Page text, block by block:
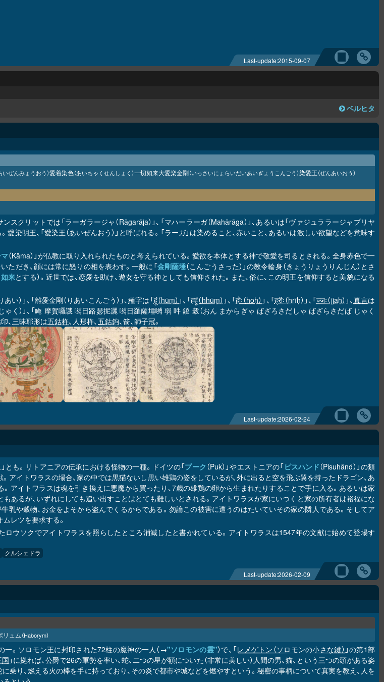
Last-update:2015-09-07
ベルヒタ
いぜんみょうおう）愛着染色（あいちゃくせんしょく）一切如来大愛楽金剛（いっさいにょらいだいあいぎょうこんごう）染愛王（ぜんあいおう）
ンスクリットでは「ラーガラージャ（Rāgarāja）」、「マハーラーガ（Mahārāga）」、あるいは「ヴァジュララージャプリヤ
。愛染明王、「愛染王（あいぜんおう）」と呼ばれる。「ラーガ」は染めること、赤いこと、あるいは激しい欲望などを意味す
（Kāma）」が仏教に取り入れられたものと考えられている。愛欲を本体とする神で敬愛を司るとされる。全身赤色で一
ただき、顔には常に怒りの相を表わす。一般に「金剛薩埵（こんごうさった）」の教令輪身（きょうりょうりんじん）とさ
来とする）。近世では、恋愛を助け、遊女を守る神としても信仰された。また、俗に、この明王を信仰すると美貌になる
い）」、「離愛金剛（りあいこんごう）」、種字は「हूं（hūṃ） 」、「ह्हूं（hhūṃ） 」、「होः（hoḥ） 」、「ह्रीः（hrīḥ） 」、「ज्जः（jjaḥ） 」、真言は
ゃく）」、「唵 摩賀囉誐 嚩日路瑟抳灑 嚩日羅薩埵嚩 弱 吽 鍐 穀（おん まからぎゃ ばざろさだしゃ ばざらさだば じゃく
、三昧耶形は五鈷杵、人形杵、五鈷鉤、箭、師子冠。
Last-update:2026-02-24
とも。リトアニアの伝承における怪物の一種。ドイツの「プーク （Puk）」やエストニアの「ピスハンド（Pisuhänd）」の類
アイトワラスの場合、家の中では黒猫ないし黒い雄鶏の姿をしているが、外に出ると空を飛ぶ翼を持ったドラゴン、あ
。アイトワラスは魂を引き換えに悪魔から買ったり、7歳の雄鶏の卵から生まれたりすることで手に入る。あるいは家
あるが、いずれにしても追い出すことはとても難しいとされる。アイトワラスが家にいつくと家の所有者は裕福にな
乳や穀物、お金をよそから盗んでくるからである。勿論この被害に遭うのはたいていその家の隣人である。そしてア
レツを要求する。
ロウソクでアイトワラスを照らしたところ消滅したと書かれている。アイトワラスは1547年の文献に始めて登場す
クルシェドラ
Last-update:2026-02-09
リュム（Haborym）
一。ソロモン王に封印された72柱の魔神の一人（→"ソロモンの霊"）で、「レメゲトン（ソロモンの小さな鍵） 」の第1部
」に拠れば、公爵で26の軍勢を率い、蛇、二つの星が額についた（非常に美しい）人間の男、猫、という三つの頭がある姿
乗り、燃える火の棒を手に持っており、その炎で都市や城などを燃やすという。秘密の事柄について真実を教え、人を